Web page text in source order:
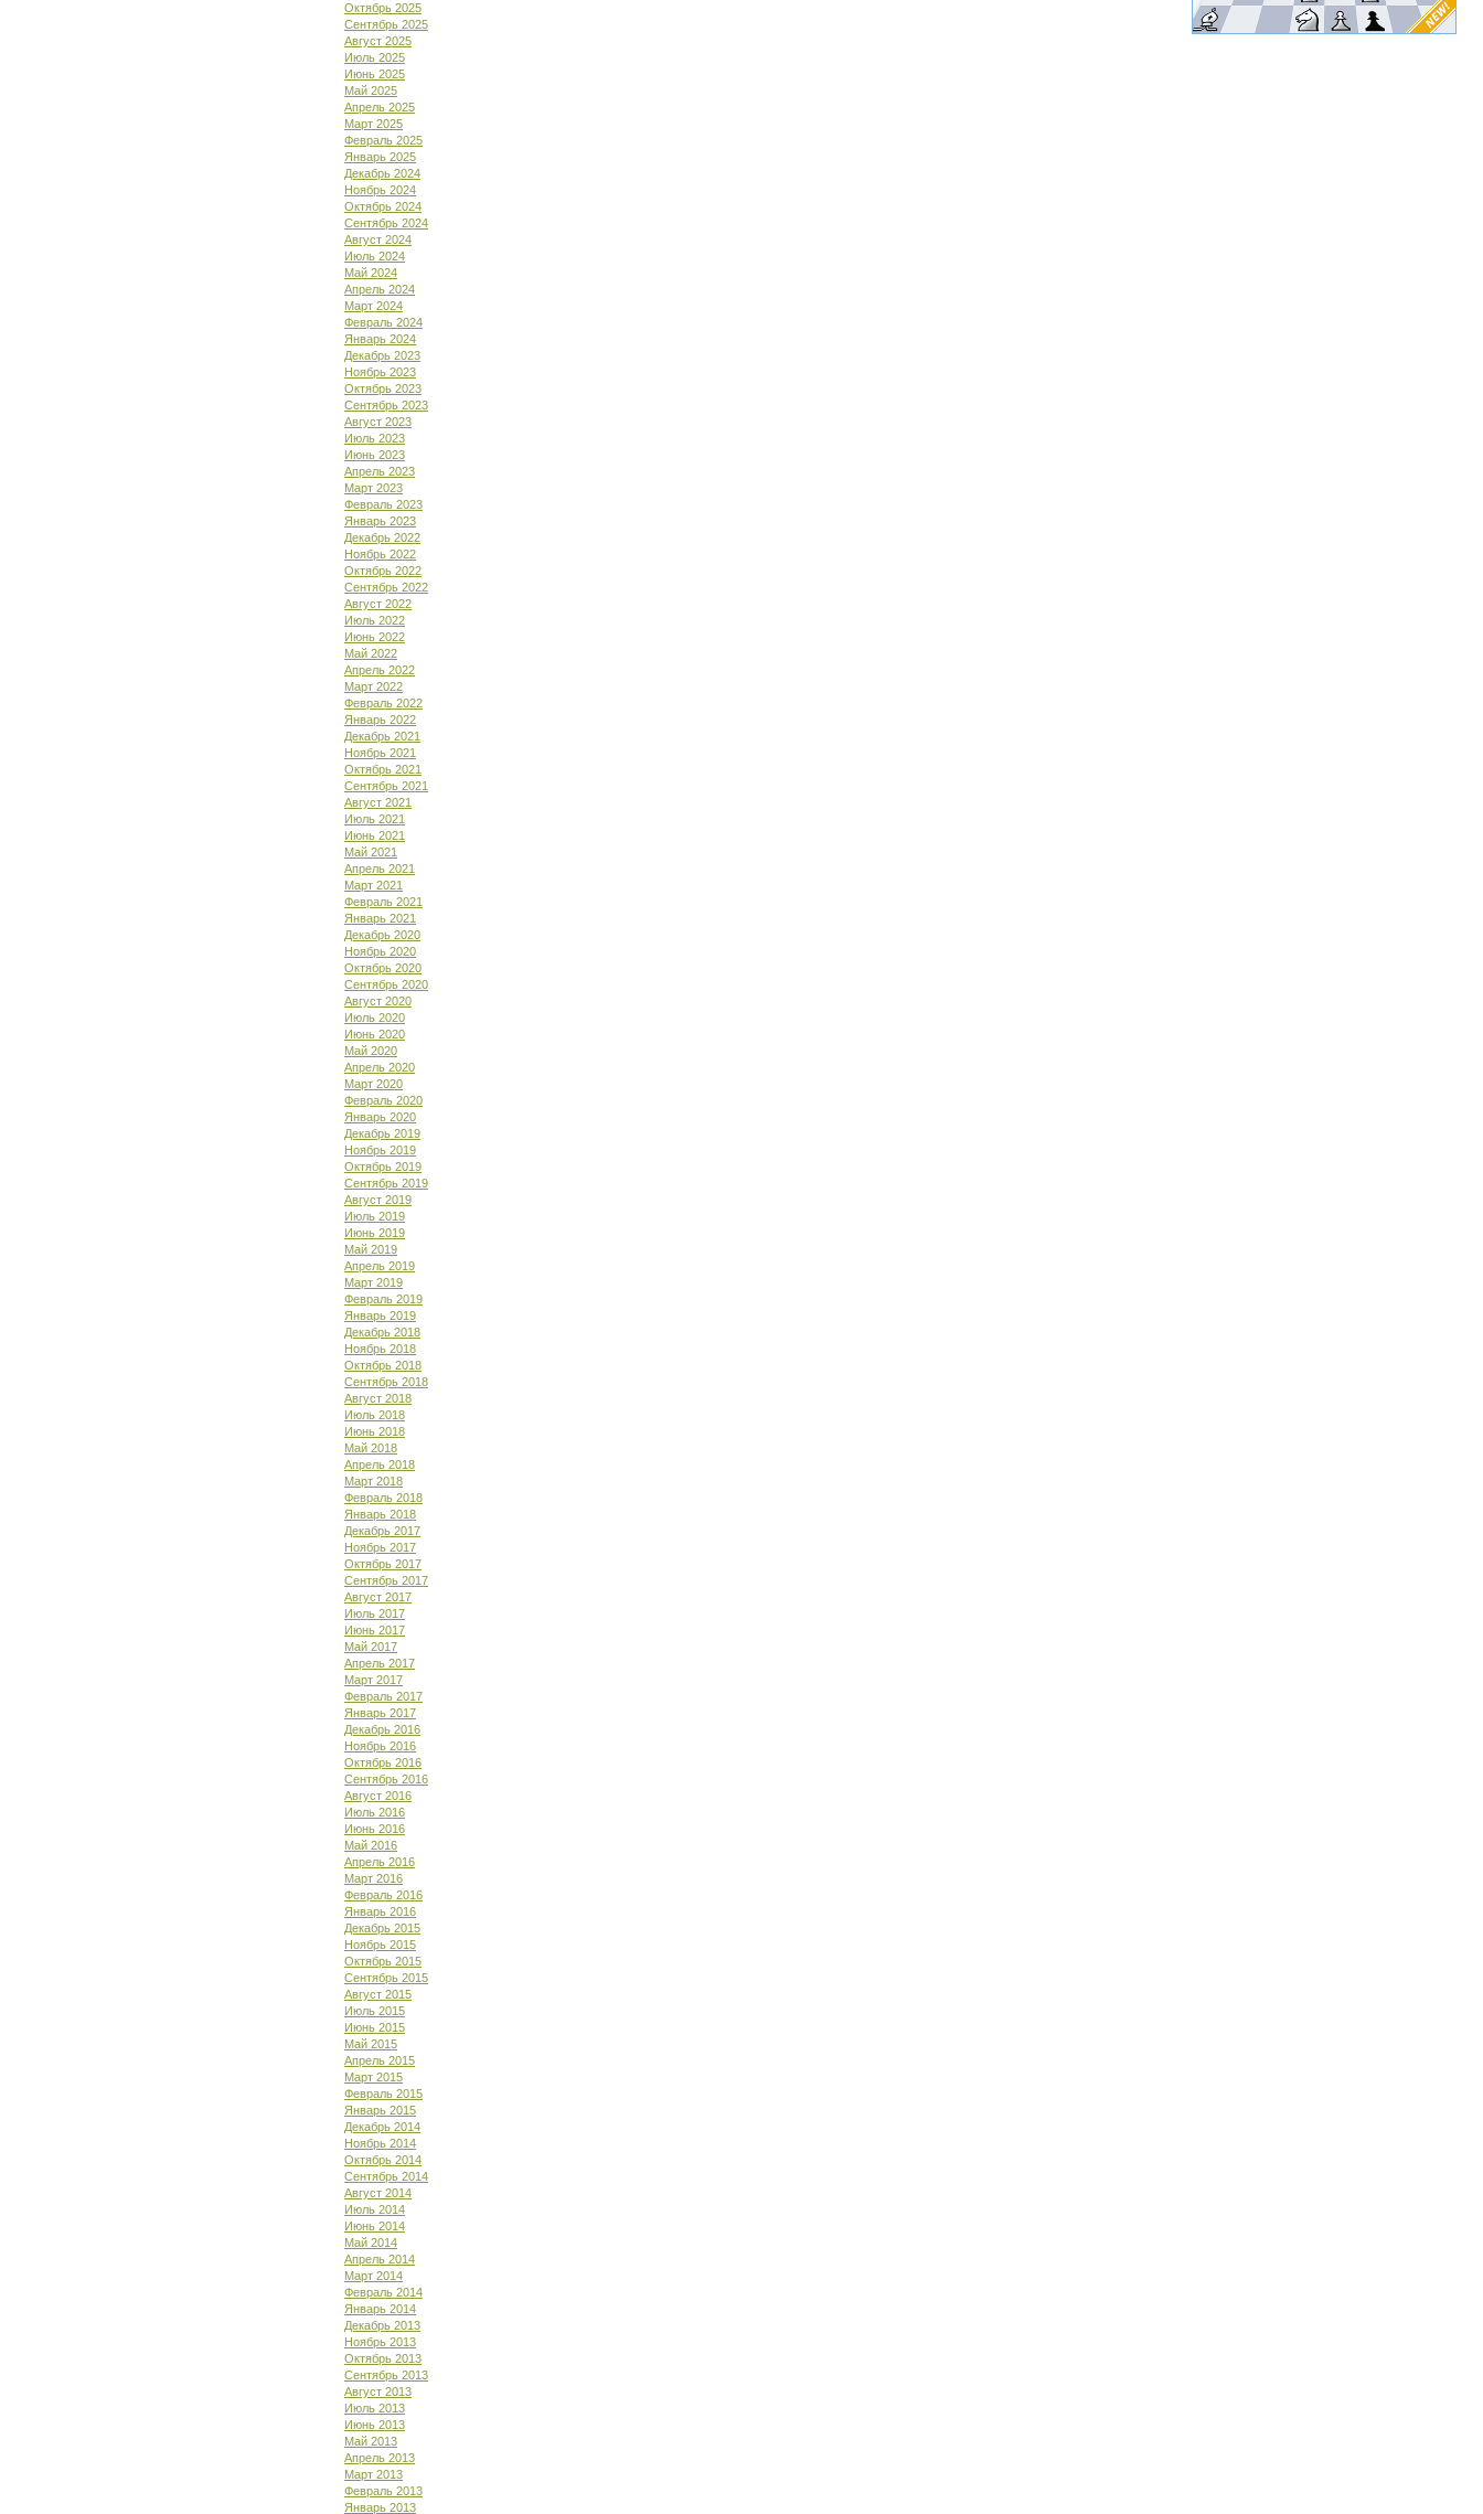
Октябрь 2025
Сентябрь 2025
Август 2025
Июль 2025
Июнь 2025
Май 2025
Апрель 2025
Март 2025
Февраль 2025
Январь 2025
Декабрь 2024
Ноябрь 2024
Октябрь 2024
Сентябрь 2024
Август 2024
Июль 2024
Май 2024
Апрель 2024
Март 2024
Февраль 2024
Январь 2024
Декабрь 2023
Ноябрь 2023
Октябрь 2023
Сентябрь 2023
Август 2023
Июль 2023
Июнь 2023
Апрель 2023
Март 2023
Февраль 2023
Январь 2023
Декабрь 2022
Ноябрь 2022
Октябрь 2022
Сентябрь 2022
Август 2022
Июль 2022
Июнь 2022
Май 2022
Апрель 2022
Март 2022
Февраль 2022
Январь 2022
Декабрь 2021
Ноябрь 2021
Октябрь 2021
Сентябрь 2021
Август 2021
Июль 2021
Июнь 2021
Май 2021
Апрель 2021
Март 2021
Февраль 2021
Январь 2021
Декабрь 2020
Ноябрь 2020
Октябрь 2020
Сентябрь 2020
Август 2020
Июль 2020
Июнь 2020
Май 2020
Апрель 2020
Март 2020
Февраль 2020
Январь 2020
Декабрь 2019
Ноябрь 2019
Октябрь 2019
Сентябрь 2019
Август 2019
Июль 2019
Июнь 2019
Май 2019
Апрель 2019
Март 2019
Февраль 2019
Январь 2019
Декабрь 2018
Ноябрь 2018
Октябрь 2018
Сентябрь 2018
Август 2018
Июль 2018
Июнь 2018
Май 2018
Апрель 2018
Март 2018
Февраль 2018
Январь 2018
Декабрь 2017
Ноябрь 2017
Октябрь 2017
Сентябрь 2017
Август 2017
Июль 2017
Июнь 2017
Май 2017
Апрель 2017
Март 2017
Февраль 2017
Январь 2017
Декабрь 2016
Ноябрь 2016
Октябрь 2016
Сентябрь 2016
Август 2016
Июль 2016
Июнь 2016
Май 2016
Апрель 2016
Март 2016
Февраль 2016
Январь 2016
Декабрь 2015
Ноябрь 2015
Октябрь 2015
Сентябрь 2015
Август 2015
Июль 2015
Июнь 2015
Май 2015
Апрель 2015
Март 2015
Февраль 2015
Январь 2015
Декабрь 2014
Ноябрь 2014
Октябрь 2014
Сентябрь 2014
Август 2014
Июль 2014
Июнь 2014
Май 2014
Апрель 2014
Март 2014
Февраль 2014
Январь 2014
Декабрь 2013
Ноябрь 2013
Октябрь 2013
Сентябрь 2013
Август 2013
Июль 2013
Июнь 2013
Май 2013
Апрель 2013
Март 2013
Февраль 2013
Январь 2013